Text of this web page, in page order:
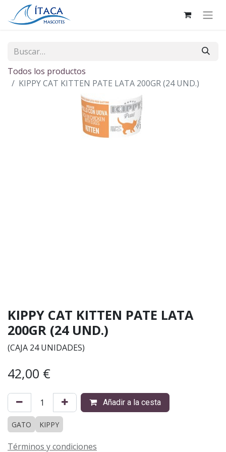
Todos los productos
KIPPY CAT KITTEN PATE LATA 200GR (24 UND.)
KIPPY CAT KITTEN PATE LATA
200GR (24 UND.)
(CAJA 24 UNIDADES)
42,00 €
Añadir a la cesta
GATO KIPPY
Términos y condiciones